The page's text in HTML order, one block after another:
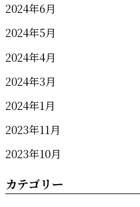
2024年6月
2024年5月
2024年4月
2024年3月
2024年1月
2023年11月
2023年10月
カテゴリー